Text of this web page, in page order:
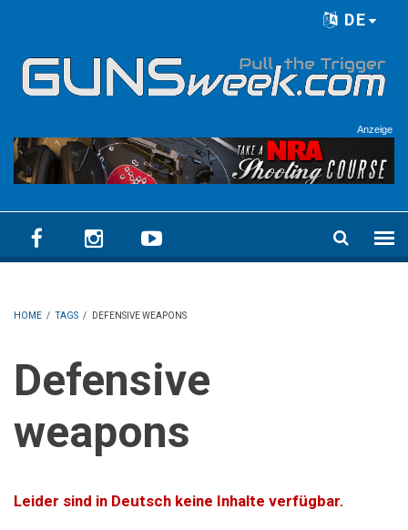
DE
Anzeige
HOME / TAGS / DEFENSIVE WEAPONS
Defensive
weapons
Leider sind in Deutsch keine Inhalte verfügbar.